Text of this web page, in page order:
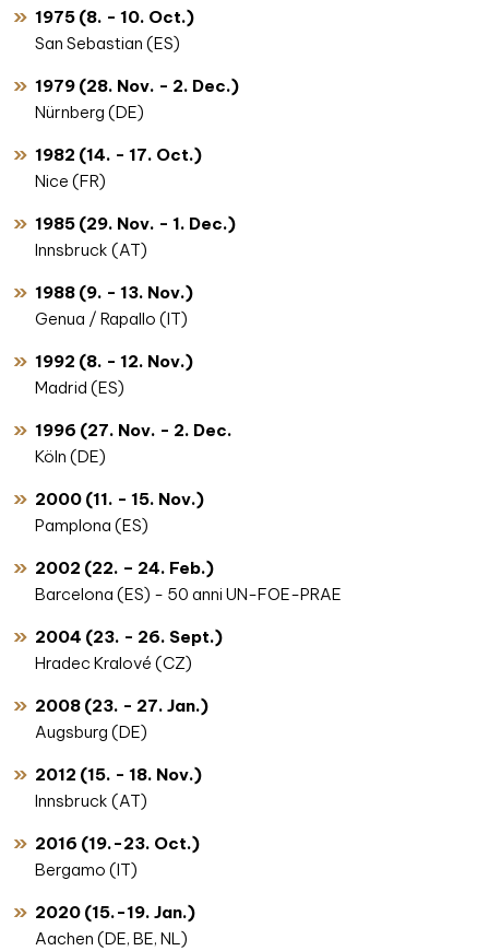
1975 (8. - 10. Oct.)
San Sebastian (ES)
1979 (28. Nov. - 2. Dec.)
Nürnberg (DE)
1982 (14. - 17. Oct.)
Nice (FR)
1985 (29. Nov. - 1. Dec.)
Innsbruck (AT)
1988 (9. - 13. Nov.)
Genua / Rapallo (IT)
1992 (8. - 12. Nov.)
Madrid (ES)
1996 (27. Nov. - 2. Dec.
Köln (DE)
2000 (11. - 15. Nov.)
Pamplona (ES)
2002 (22. – 24. Feb.)
Barcelona (ES) - 50 anni UN-FOE-PRAE
2004 (23. - 26. Sept.)
Hradec Kralové (CZ)
2008 (23. - 27. Jan.)
Augsburg (DE)
2012 (15. - 18. Nov.)
Innsbruck (AT)
2016 (19.-23. Oct.)
Bergamo (IT)
2020 (15.-19. Jan.)
Aachen (DE, BE, NL)